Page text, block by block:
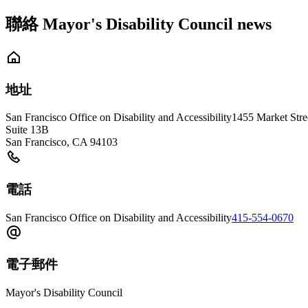
聯絡 Mayor's Disability Council news
地址
San Francisco Office on Disability and Accessibility1455 Market
Suite 13B
San Francisco, CA 94103
電話
San Francisco Office on Disability and Accessibility415-554-0670
電子郵件
Mayor's Disability Council